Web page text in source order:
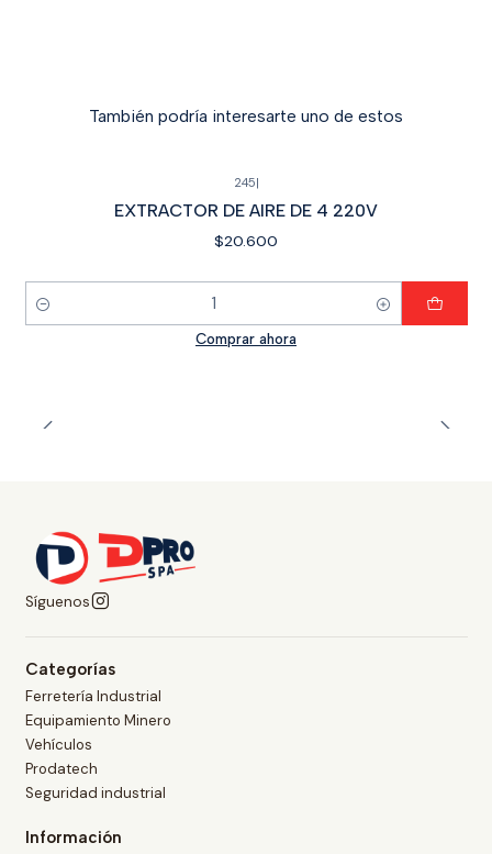
También podría interesarte uno de estos
245|
EXTRACTOR DE AIRE DE 4 220V
$20.600
Cantidad
Comprar ahora
Síguenos
Categorías
Ferretería Industrial
Equipamiento Minero
Vehículos
Prodatech
Seguridad industrial
Información